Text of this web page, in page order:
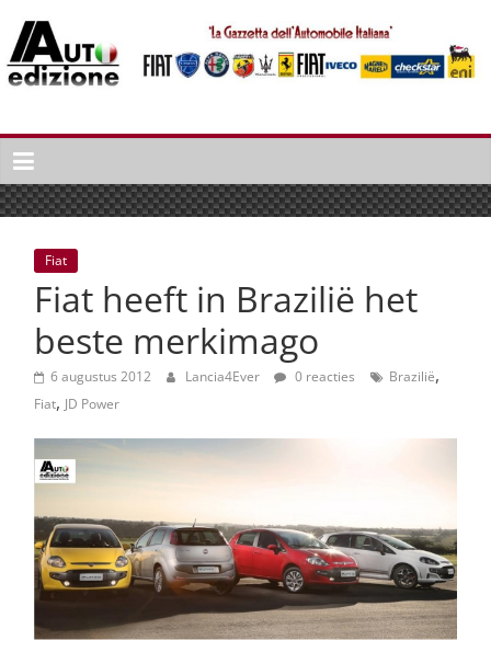
naar
inhoud
Auto
Edizione
La
Gazetta
dell'Automobile
Italiana
Italiaans
autonieuws
lifestyle
Fiat
Fiat heeft in Brazilië het
beste merkimago
6 augustus 2012 Lancia4Ever 0 reacties Brazilië,
Fiat, JD Power